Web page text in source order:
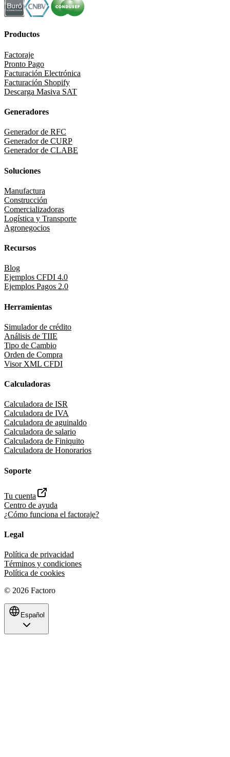
Productos
Factoraje
Pronto Pago
Facturación Electrónica
Facturación Shopify
Descarga Masiva SAT
Generadores
Generador de RFC
Generador de CURP
Generador de CLABE
Soluciones
Manufactura
Construcción
Comercializadoras
Logística y Transporte
Agronegocios
Recursos
Blog
Ejemplos CFDI 4.0
Ejemplos Pagos 2.0
Herramientas
Simulador de crédito
Análisis de TIIE
Tipo de Cambio
Orden de Compra
Visor XML CFDI
Calculadoras
Calculadora de ISR
Calculadora de IVA
Calculadora de aguinaldo
Calculadora de salario
Calculadora de Finiquito
Calculadora de Honorarios
Soporte
Tu cuenta
Centro de ayuda
¿Cómo funciona el factoraje?
Legal
Política de privacidad
Términos y condiciones
Política de cookies
© 2026 Factoro
Español